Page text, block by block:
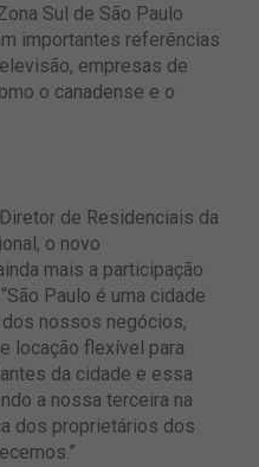
Sul de São Paulo
importantes referências
empresas de
o canadense e o
de Residenciais da
o novo
mais a participação
Paulo é uma cidade
nossos negócios,
locação flexível para
da cidade e essa
a nossa terceira na
dos proprietários dos